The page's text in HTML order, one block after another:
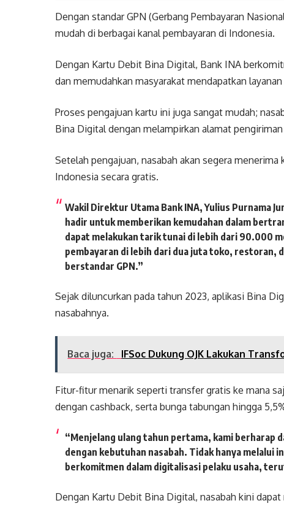
Dengan standar GPN (Gerbang Pembayaran
mudah di berbagai kanal pembayaran di Indonesia.
Dengan Kartu Debit Bina Digital, Bank INA
dan memudahkan masyarakat mendapatkan
Proses pengajuan kartu ini juga sangat mudah;
Bina Digital dengan melampirkan alamat
Setelah pengajuan, nasabah akan segera
Indonesia secara gratis.
Wakil Direktur Utama Bank INA, Yulius Purnama
hadir untuk memberikan kemudahan dalam
dapat melakukan tarik tunai di lebih dari 90.000
pembayaran di lebih dari dua juta toko, restoran,
berstandar GPN.”
Sejak diluncurkan pada tahun 2023, aplikasi Bina
nasabahnya.
Baca juga: IFSoc Dukung OJK Lakukan
Fitur-fitur menarik seperti transfer gratis ke mana
dengan cashback, serta bunga tabungan hingga
“Menjelang ulang tahun pertama, kami berharap
dengan kebutuhan nasabah. Tidak hanya melalui
berkomitmen dalam digitalisasi pelaku usaha,
Dengan Kartu Debit Bina Digital, nasabah kini